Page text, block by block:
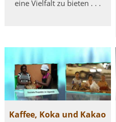
eine Vielfalt zu bieten . . .
Kaffee, Koka und Kakao